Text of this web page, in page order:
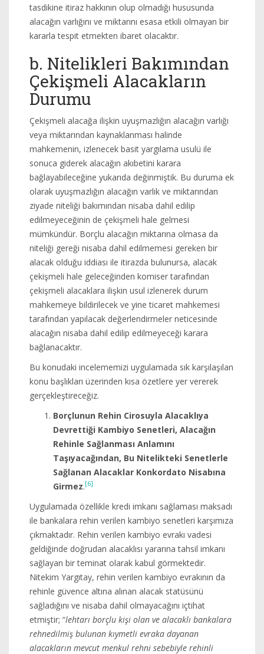
tasdikine itiraz hakkının olup olmadığı hususunda
alacağın varlığını ve miktarını esasa etkili olmayan bir
kararla tespit etmekten ibaret olacaktır.
b. Nitelikleri Bakımından
Çekişmeli Alacakların
Durumu
Çekişmeli alacağa ilişkin uyuşmazlığın alacağın varlığı
veya miktarından kaynaklanması halinde
mahkemenin, izlenecek basit yargılama usulü ile
sonuca giderek alacağın akıbetini karara
bağlayabileceğine yukarıda değinmiştik. Bu duruma ek
olarak uyuşmazlığın alacağın varlık ve miktarından
ziyade niteliği bakımından nisaba dahil edilip
edilmeyeceğinin de çekişmeli hale gelmesi
mümkündür. Borçlu alacağın miktarına olmasa da
niteliği gereği nisaba dahil edilmemesi gereken bir
alacak olduğu iddiası ile itirazda bulunursa, alacak
çekişmeli hale geleceğinden komiser tarafından
çekişmeli alacaklara ilişkin usul izlenerek durum
mahkemeye bildirilecek ve yine ticaret mahkemesi
tarafından yapılacak değerlendirmeler neticesinde
alacağın nisaba dahil edilip edilmeyeceği karara
bağlanacaktır.
Bu konudaki incelememizi uygulamada sık karşılaşılan
konu başlıkları üzerinden kısa özetlere yer vererek
gerçekleştireceğiz.
Borçlunun Rehin Cirosuyla Alacaklıya
Devrettiği Kambiyo Senetleri, Alacağın
Rehinle Sağlanması Anlamını
Taşıyacağından, Bu Nitelikteki Senetlerle
Sağlanan Alacaklar Konkordato Nisabına
Girmez.[6]
Uygulamada özellikle kredi imkanı sağlaması maksadı
ile bankalara rehin verilen kambiyo senetleri karşımıza
çıkmaktadır. Rehin verilen kambiyo evrakı vadesi
geldiğinde doğrudan alacaklısı yararına tahsil imkanı
sağlayan bir teminat olarak kabul görmektedir.
Nitekim Yargıtay, rehin verilen kambiyo evrakının da
rehinle güvence altına alınan alacak statüsünü
sağladığını ve nisaba dahil olmayacağını içtihat
etmiştir; “lehtarı borçlu kişi olan ve alacaklı bankalara
rehnedilmiş bulunan kıymetli evraka dayanan
alacakların mevcut menkul rehni sebebiyle rehinli